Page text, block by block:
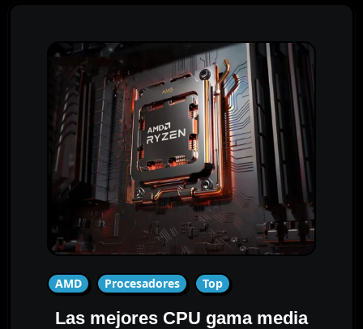
AMD Procesadores Top
Las mejores CPU gama media